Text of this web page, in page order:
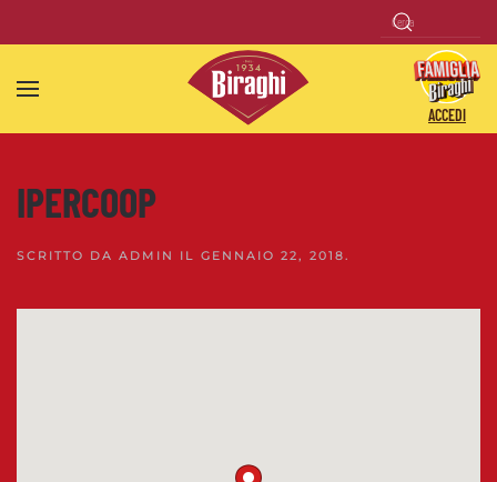
Skip to main content
ACCEDI
IPERCOOP
SCRITTO DA ADMIN IL GENNAIO 22, 2018.